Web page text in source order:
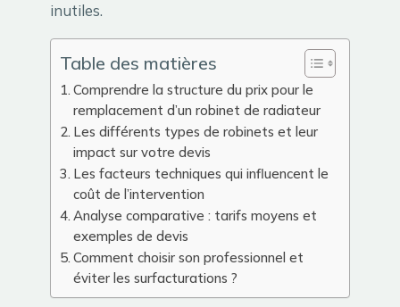
inutiles.
Table des matières
Comprendre la structure du prix pour le
remplacement d’un robinet de radiateur
Les différents types de robinets et leur
impact sur votre devis
Les facteurs techniques qui influencent le
coût de l’intervention
Analyse comparative : tarifs moyens et
exemples de devis
Comment choisir son professionnel et
éviter les surfacturations ?